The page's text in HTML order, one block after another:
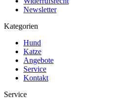
Newsletter
Kategorien
Hund
Katze
Angebote
Service
Kontakt
Service